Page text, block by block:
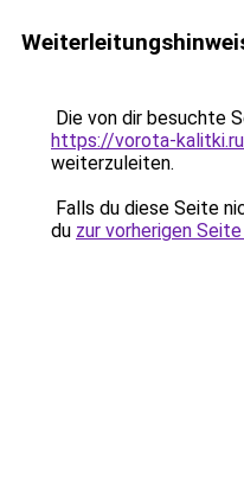
Die von dir besuchte
https://vorota-
weiterzuleiten.
Falls du diese Seite
du zur vorherigen